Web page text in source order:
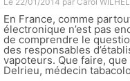
En France, comme
électronique n’est pas
de comprendre le
des responsables
vapoteurs. Que faire,
Delrieu, médecin